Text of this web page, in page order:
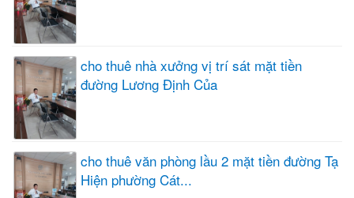
cho thuê nhà xưởng vị trí sát mặt tiền
đường Lương Định Của
cho thuê văn phòng lầu 2 mặt tiền đường Tạ
Hiện phường Cát...